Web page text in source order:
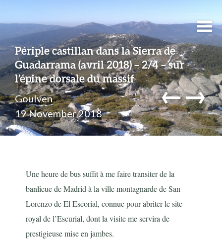
Périple castillan dans la Sierra de
Guadarrama (avril 2018) – 2/4 – sur
l’épine dorsale du massif
Goulven
19 November 2018
←→
Une heure de bus suffit à me faire transiter de la
banlieue de Madrid à la ville montagnarde de San
Lorenzo de El Escorial, connue pour abriter le site
royal de l’Escurial, dont la visite me servira de
prestigieuse mise en jambes.